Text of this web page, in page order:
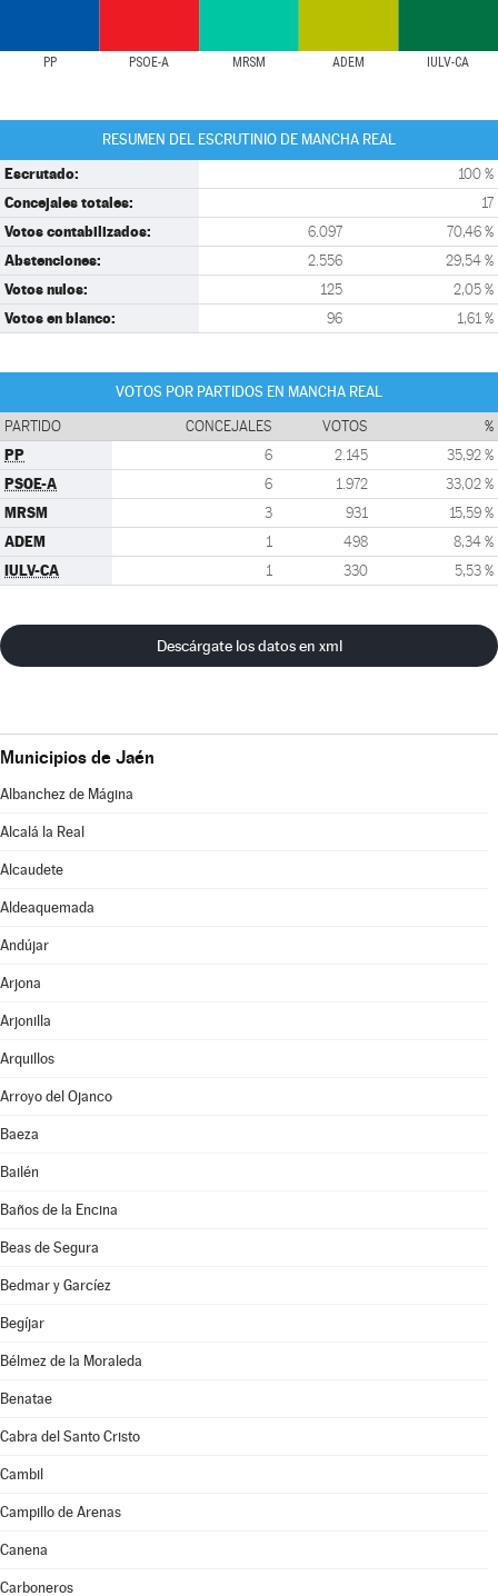
PP PSOE-A MRSM ADEM IULV-CA
RESUMEN DEL ESCRUTINIO DE MANCHA REAL
Escrutado: 100 %
Concejales totales: 17
Votos contabilizados: 6.097 70,46 %
Abstenciones: 2.556 29,54 %
Votos nulos: 125 2,05 %
Votos en blanco: 96 1,61 %
VOTOS POR PARTIDOS EN MANCHA REAL
PARTIDO CONCEJALES VOTOS %
PP 6 2.145 35,92 %
PSOE-A 6 1.972 33,02 %
MRSM 3 931 15,59 %
ADEM 1 498 8,34 %
IULV-CA 1 330 5,53 %
Descárgate los datos en xml
Municipios de Jaén
Albanchez de Mágina
Alcalá la Real
Alcaudete
Aldeaquemada
Andújar
Arjona
Arjonilla
Arquillos
Arroyo del Ojanco
Baeza
Bailén
Baños de la Encina
Beas de Segura
Bedmar y Garcíez
Begíjar
Bélmez de la Moraleda
Benatae
Cabra del Santo Cristo
Cambil
Campillo de Arenas
Canena
Carboneros